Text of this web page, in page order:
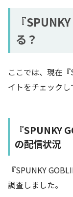
『
る？
ここでは、現在
イトをチェックし
『SPUNKY
の配信状況
『SPUNKY
調査しました。